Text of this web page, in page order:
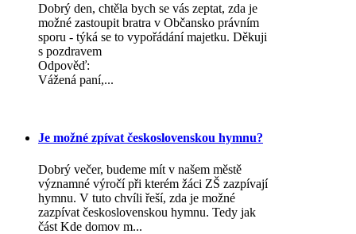
Dobrý den, chtěla bych se vás zeptat, zda je
možné zastoupit bratra v Občansko právním
sporu - týká se to vypořádání majetku. Děkuji
s pozdravem
Odpověď:
Vážená paní,...
Je možné zpívat československou hymnu?
Dobrý večer, budeme mít v našem městě
významné výročí při kterém žáci ZŠ zazpívají
hymnu. V tuto chvíli řeší, zda je možné
zazpívat československou hymnu. Tedy jak
část Kde domov m...